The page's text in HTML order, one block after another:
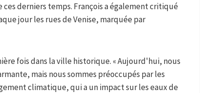
derniers temps. François a également critiqué
jour les rues de Venise, marquée par
fois dans la ville historique. « Aujourd'hui, nous
mais nous sommes préoccupés par les
climatique, qui a un impact sur les eaux de